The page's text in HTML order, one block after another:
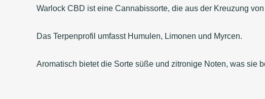
Warlock CBD ist eine Cannabissorte, die aus der Kreuzung
Das Terpenprofil umfasst Humulen, Limonen und Myrcen.
Aromatisch bietet die Sorte süße und zitronige Noten, was sie